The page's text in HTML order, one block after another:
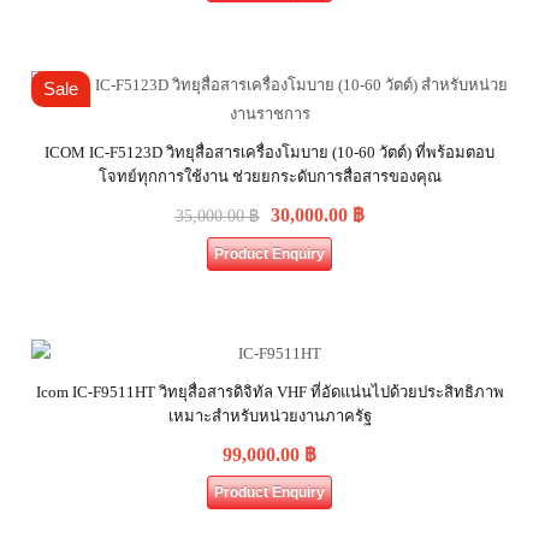
Sale
ICOM IC-F5123D วิทยุสื่อสารเครื่องโมบาย (10-60 วัตต์) ที่พร้อมตอบ
โจทย์ทุกการใช้งาน ช่วยยกระดับการสื่อสารของคุณ
35,000.00฿ 30,000.00 ฿
Product Enquiry
Icom IC-F9511HT วิทยุสื่อสารดิจิทัล VHF ที่อัดแน่นไปด้วยประสิทธิภาพ
เหมาะสำหรับหน่วยงานภาครัฐ
99,000.00 ฿
Product Enquiry